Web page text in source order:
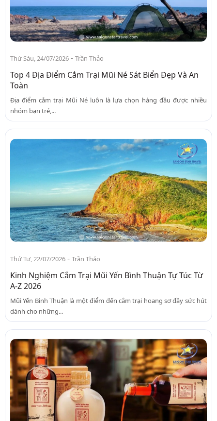
Thứ Sáu, 24/07/2026 - Trần Thảo
Top 4 Địa Điểm Cắm Trại Mũi Né Sát Biển Đẹp Và An
Toàn
Địa điểm cắm trại Mũi Né luôn là lựa chọn hàng đầu được nhiều
nhóm bạn trẻ,...
Thứ Tư, 22/07/2026 - Trần Thảo
Kinh Nghiệm Cắm Trại Mũi Yến Bình Thuận Tự Túc Từ
A-Z 2026
Mũi Yến Bình Thuận là một điểm đến cắm trại hoang sơ đầy sức hút
dành cho những...